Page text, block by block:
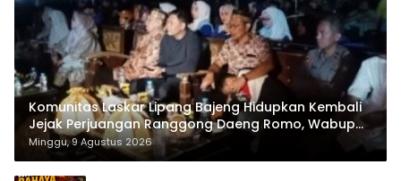
Komunitas Laskar Lipang Bajeng Hidupkan Kembali
Jejak Perjuangan Ranggong Daeng Romo, Wabup
Takalar: Apresiasi Bahwa Sejarah Adalah Warisan
yang Tak Ternilai”.
Minggu, 9 Agustus 2026